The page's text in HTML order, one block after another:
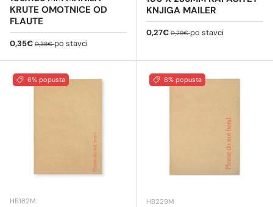
KRUTE OMOTNICE OD
FLAUTE
Cijena na sniženju
0,35€ Redovna cijena
0,38€po stavci
KNJIGA MAILER
Cijena na sniženju
0,27€ Redovna cijena
0,29€po stavci
6% popusta
HB162M
8% popusta
HB229M